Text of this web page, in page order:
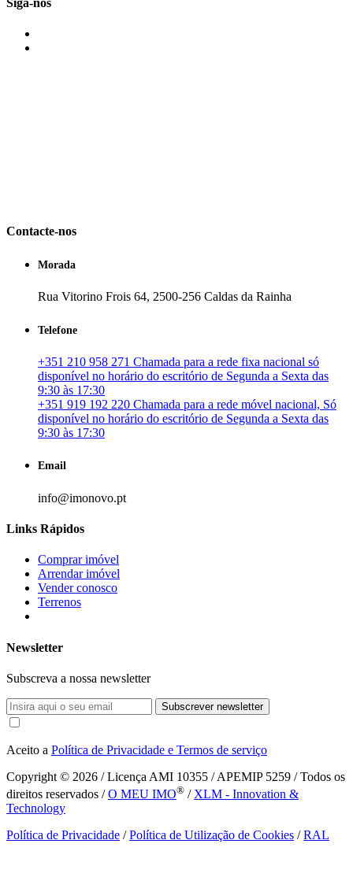
Siga-nos
Contacte-nos
Morada
Rua Vitorino Frois 64, 2500-256 Caldas da Rainha
Telefone
+351 210 958 271 Chamada para a rede fixa nacional só
disponível no horário do escritório de Segunda a Sexta das
9:30 às 17:30
+351 919 192 220 Chamada para a rede móvel nacional, Só
disponível no horário do escritório de Segunda a Sexta das
9:30 às 17:30
Email
info@imonovo.pt
Links Rápidos
Comprar imóvel
Arrendar imóvel
Vender conosco
Terrenos
Newsletter
Subscreva a nossa newsletter
Subscrever newsletter
Aceito a Política de Privacidade e Termos de serviço
Copyright © 2026 / Licença AMI 10355 / APEMIP 5259 / Todos os
direitos reservados /O MEU IMO® / XLM - Innovation &
Technology
Política de Privacidade /Política de Utilização de Cookies /RAL